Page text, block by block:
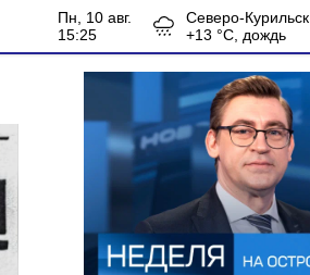
пн, 10 авг.
15:25
Северо-Курильск
+13 °С, дождь